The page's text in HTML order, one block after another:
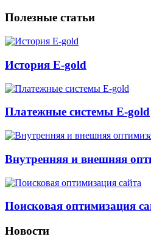
Полезные статьи
История E-gold
Платежные системы E-gold
Внутренняя и внешняя
Поисковая оптимизация
Новости